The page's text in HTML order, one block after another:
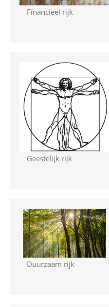
Financieel rijk
Geestelijk rijk
Duurzaam rijk